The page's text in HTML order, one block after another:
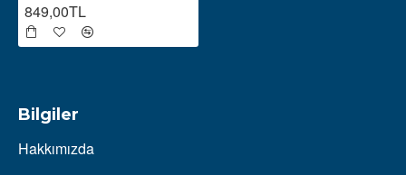
849,00TL
Bilgiler
Hakkımızda